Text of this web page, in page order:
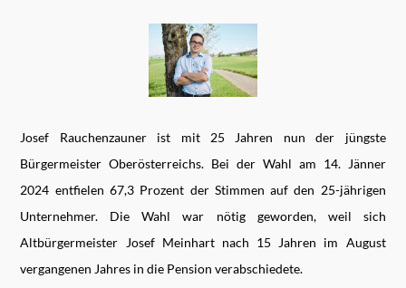
Josef Rauchenzauner ist mit 25 Jahren nun der jüngste
Bürgermeister Oberösterreichs. Bei der Wahl am 14. Jänner
2024 entfielen 67,3 Prozent der Stimmen auf den 25-jährigen
Unternehmer. Die Wahl war nötig geworden, weil sich
Altbürgermeister Josef Meinhart nach 15 Jahren im August
vergangenen Jahres in die Pension verabschiedete.